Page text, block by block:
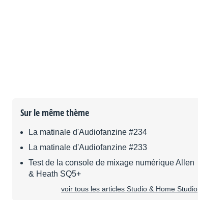
Sur le même thème
La matinale d'Audiofanzine #234
La matinale d'Audiofanzine #233
Test de la console de mixage numérique Allen
& Heath SQ5+
voir tous les articles Studio & Home Studio